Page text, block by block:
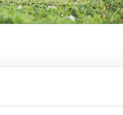
462 60 Vänersborg, Sverige